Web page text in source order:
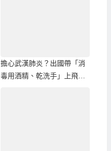
擔心武漢肺炎？出國帶「消
毒用酒精、乾洗手」上飛機